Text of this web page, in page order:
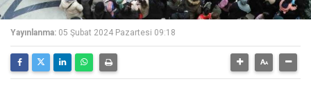
Yayınlanma: 05 Şubat 2024 Pazartesi 09:18